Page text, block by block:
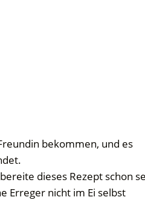
bekommen, und es
dieses Rezept schon
Erreger nicht im Ei selbst